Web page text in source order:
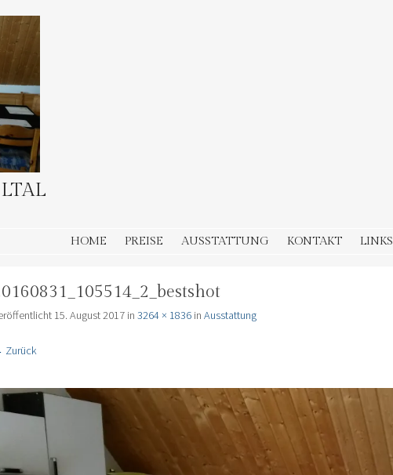
HOME PREISE AUSSTATTUNG KONTAKT LINKS
15. August 2017 in 3264 × 1836 in Ausstattung
Zurück